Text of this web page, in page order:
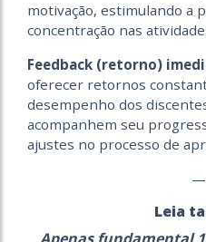
motivação, estimulando a
concentração nas
Feedback (retorno)
oferecer retornos
desempenho dos
acompanhem seu
ajustes no processo de
Leia